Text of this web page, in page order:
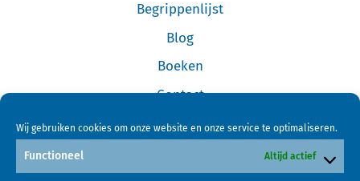
Wij gebruiken cookies om onze website en onze service te optimaliseren.
Functioneel Altijd actief
Begrippenlijst
Blog
Boeken
Contact
Cookiebeleid (EU)